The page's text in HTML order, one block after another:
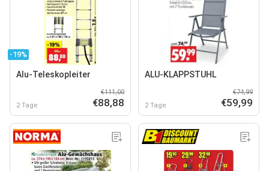
-19%
Alu-Teleskopleiter
2 Tage
€111,00
€88,88
ALU-KLAPPSTUHL
2 Tage
€74,99
€59,99